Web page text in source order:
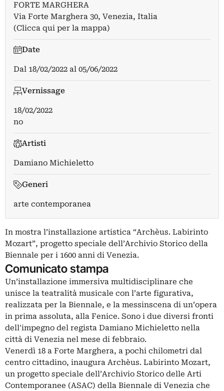
FORTE MARGHERA
Via Forte Marghera 30, Venezia, Italia
(Clicca qui per la mappa)
Date
Dal 18/02/2022 al 05/06/2022
Vernissage
18/02/2022
no
Artisti
Damiano Michieletto
Generi
arte contemporanea
In mostra l’installazione artistica “Archèus. Labirinto
Mozart”, progetto speciale dell’Archivio Storico della
Biennale per i 1600 anni di Venezia.
Comunicato stampa
Un’installazione immersiva multidisciplinare che
unisce la teatralità musicale con l’arte figurativa,
realizzata per la Biennale, e la messinscena di un’opera
in prima assoluta, alla Fenice. Sono i due diversi fronti
dell'impegno del regista Damiano Michieletto nella
città di Venezia nel mese di febbraio.
Venerdì 18 a Forte Marghera, a pochi chilometri dal
centro cittadino, inaugura Archèus. Labirinto Mozart,
un progetto speciale dell’Archivio Storico delle Arti
Contemporanee (ASAC) della Biennale di Venezia che